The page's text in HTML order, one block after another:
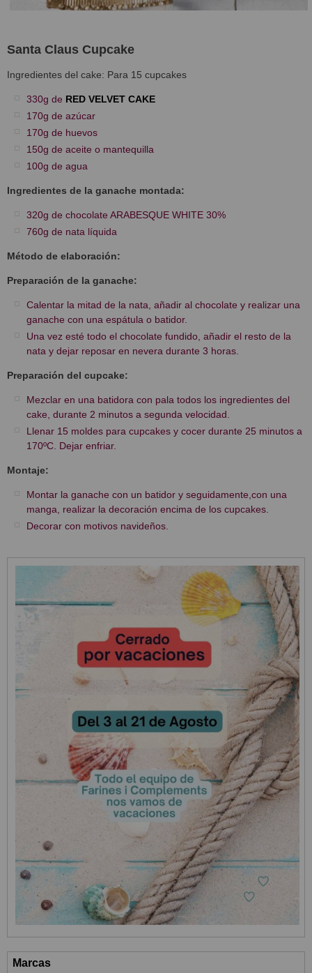
Marcas
Santa Claus Cupcake
Ingredientes del cake: Para 15 cupcakes
330g de RED VELVET CAKE
170g de azúcar
170g de huevos
150g de aceite o mantequilla
100g de agua
Ingredientes de la ganache montada:
320g de chocolate ARABESQUE WHITE 30%
760g de nata líquida
Método de elaboración:
Preparación de la ganache:
Calentar la mitad de la nata, añadir al chocolate y realizar una
ganache con una espátula o batidor.
Una vez esté todo el chocolate fundido, añadir el resto de la
nata y dejar reposar en nevera durante 3 horas.
Preparación del cupcake:
Mezclar en una batidora con pala todos los ingredientes del
cake, durante 2 minutos a segunda velocidad.
Llenar 15 moldes para cupcakes y cocer durante 25 minutos a
170ºC. Dejar enfriar.
Montaje:
Montar la ganache con un batidor y seguidamente,con una
manga, realizar la decoración encima de los cupcakes.
Decorar con motivos navideños.